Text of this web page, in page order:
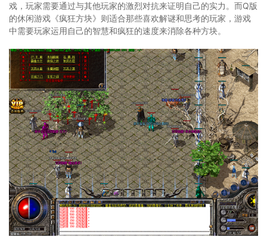
戏，玩家需要通过与其他玩家的激烈对抗来证明自己的实力。而Q版
的休闲游戏《疯狂方块》则适合那些喜欢解谜和思考的玩家，游戏
中需要玩家运用自己的智慧和疯狂的速度来消除各种方块。